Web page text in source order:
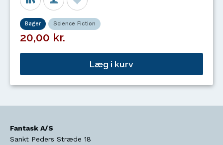
Bøger Science Fiction
20,00 kr.
Læg i kurv
Fantask A/S
Sankt Peders Stræde 18